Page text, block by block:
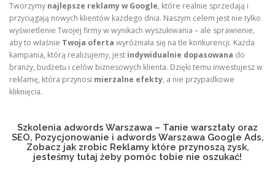
Tworzymy najlepsze reklamy w Google, które realnie sprzedają i
przyciągają nowych klientów każdego dnia. Naszym celem jest nie tylko
wyświetlenie Twojej firmy w wynikach wyszukiwania – ale sprawienie,
aby to właśnie Twoja oferta wyróżniała się na tle konkurencji. Każda
kampania, którą realizujemy, jest indywidualnie dopasowana do
branży, budżetu i celów biznesowych klienta. Dzięki temu inwestujesz w
reklamę, która przynosi mierzalne efekty, a nie przypadkowe
kliknięcia.
Szkolenia adwords Warszawa – Tanie warsztaty oraz
SEO, Pozycjonowanie i adwords Warszawa Google Ads,
Zobacz jak zrobic Reklamy które przynoszą zysk,
jesteśmy tutaj żeby pomóc tobie nie oszukać!